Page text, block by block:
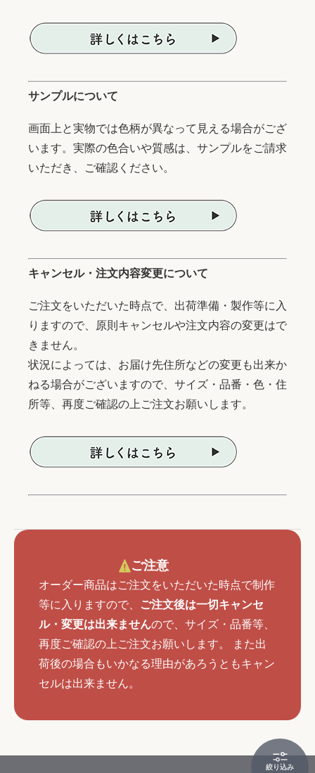
絞り込み
サンプルについて
画面上と実物では色柄が異なって見える場合がござ
います。実際の色合いや質感は、サンプルをご請求
いただき、ご確認ください。
キャンセル・注文内容変更について
ご注文をいただいた時点で、出荷準備・製作等に入
りますので、原則キャンセルや注文内容の変更はで
きません。
状況によっては、お届け先住所などの変更も出来か
ねる場合がございますので、サイズ・品番・色・住
所等、再度ご確認の上ご注文お願いします。
ご注意
オーダー商品はご注文をいただいた時点で制作
等に入りますので、
ご注文後は一切キャンセ
ル・変更は出来ませんので、サイズ・品番等、
再度ご確認の上ご注文お願いします。 また出
荷後の場合もいかなる理由があろうともキャン
セルは出来ません。